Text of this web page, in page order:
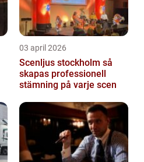
03 april 2026
Scenljus stockholm så
skapas professionell
stämning på varje scen